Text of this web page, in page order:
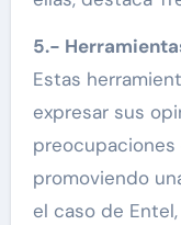
5.-
Estas
expresar sus
promoviendo
el caso de